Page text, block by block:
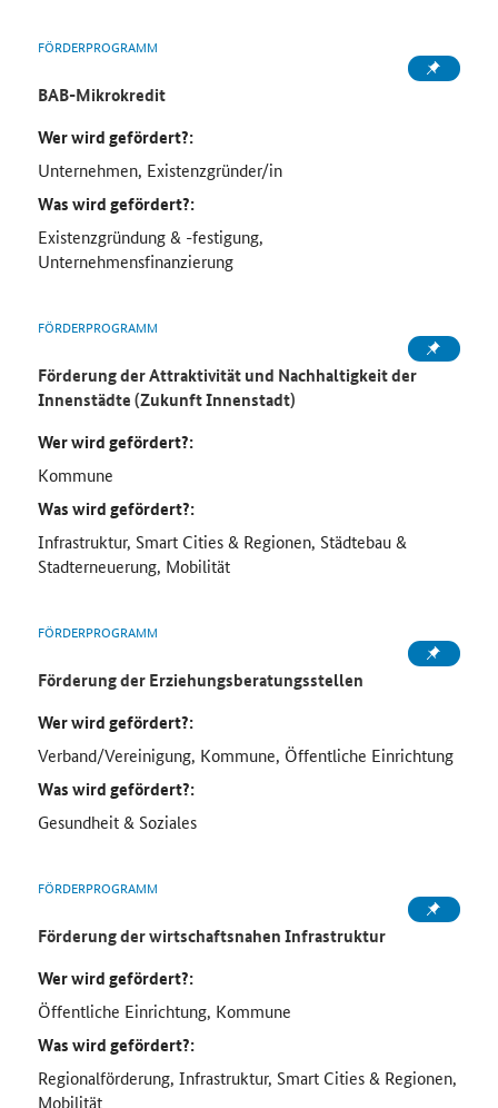
FÖRDERPROGRAMM
BAB-Mikrokredit
Wer wird gefördert?:
Unternehmen, Existenzgründer/in
Was wird gefördert?:
Existenzgründung & -festigung,
Unternehmensfinanzierung
FÖRDERPROGRAMM
Förderung der Attraktivität und Nachhaltigkeit der
Innenstädte (Zukunft Innenstadt)
Wer wird gefördert?:
Kommune
Was wird gefördert?:
Infrastruktur, Smart Cities & Regionen, Städtebau &
Stadterneuerung, Mobilität
FÖRDERPROGRAMM
Förderung der Erziehungsberatungsstellen
Wer wird gefördert?:
Verband/Vereinigung, Kommune, Öffentliche Einrichtung
Was wird gefördert?:
Gesundheit & Soziales
FÖRDERPROGRAMM
Förderung der wirtschaftsnahen Infrastruktur
Wer wird gefördert?:
Öffentliche Einrichtung, Kommune
Was wird gefördert?:
Regionalförderung, Infrastruktur, Smart Cities & Regionen,
Mobilität